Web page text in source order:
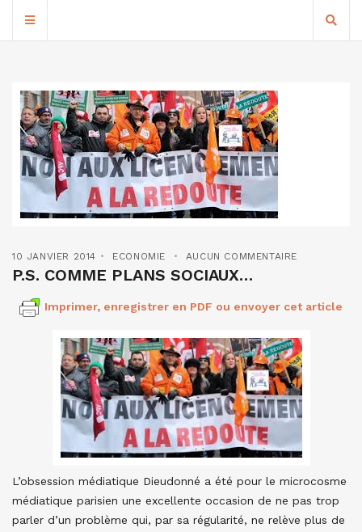
10 JANVIER 2014 ECONOMIE AUCUN COMMENTAIRE
P.S. COMME PLANS SOCIAUX…
Imprimer, enregistrer en PDF ou envoyer cet article
L’obsession médiatique Dieudonné a été pour le microcosme
médiatique parisien une excellente occasion de ne pas trop
parler d’un problème qui, par sa régularité, ne relève plus de